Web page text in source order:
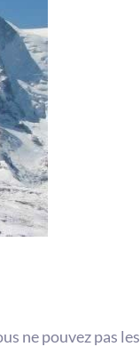
ne pouvez pas les